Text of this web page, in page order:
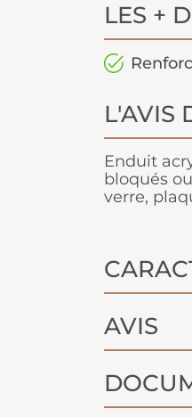
LES +
L'AVIS
Enduit
bloqués
verre,
AVIS